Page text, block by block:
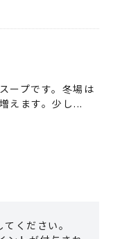
ープです。冬場は
えます。少し ...
てください。